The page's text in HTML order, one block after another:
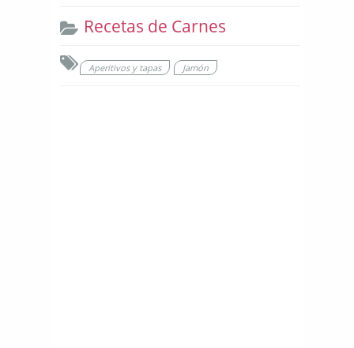
Recetas de Carnes
Aperitivos y tapas Jamón